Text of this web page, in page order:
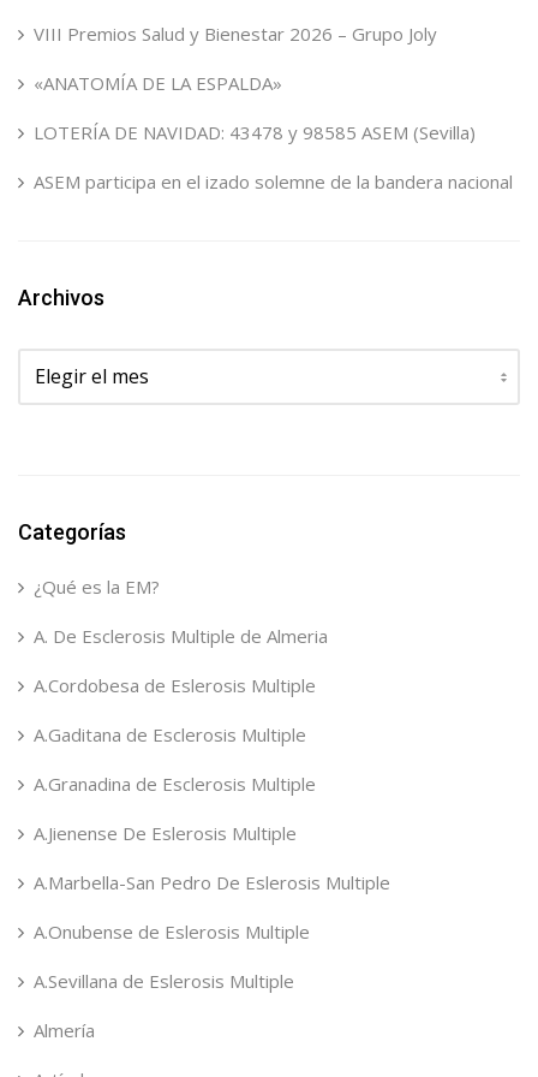
VIII Premios Salud y Bienestar 2026 – Grupo Joly
«ANATOMÍA DE LA ESPALDA»
LOTERÍA DE NAVIDAD: 43478 y 98585 ASEM (Sevilla)
ASEM participa en el izado solemne de la bandera nacional
Archivos
Archivos
Categorías
¿Qué es la EM?
A. De Esclerosis Multiple de Almeria
A.Cordobesa de Eslerosis Multiple
A.Gaditana de Esclerosis Multiple
A.Granadina de Esclerosis Multiple
A.Jienense De Eslerosis Multiple
A.Marbella-San Pedro De Eslerosis Multiple
A.Onubense de Eslerosis Multiple
A.Sevillana de Eslerosis Multiple
Almería